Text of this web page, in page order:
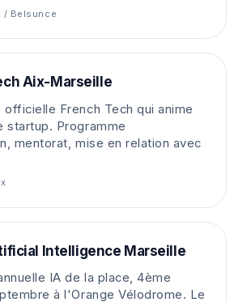
/ Belsunce
Aix-Marseille
officielle French Tech qui anime
startup. Programme
mentorat, mise en relation avec
Intelligence Marseille
IA de la place, 4ème
à l'Orange Vélodrome. Le